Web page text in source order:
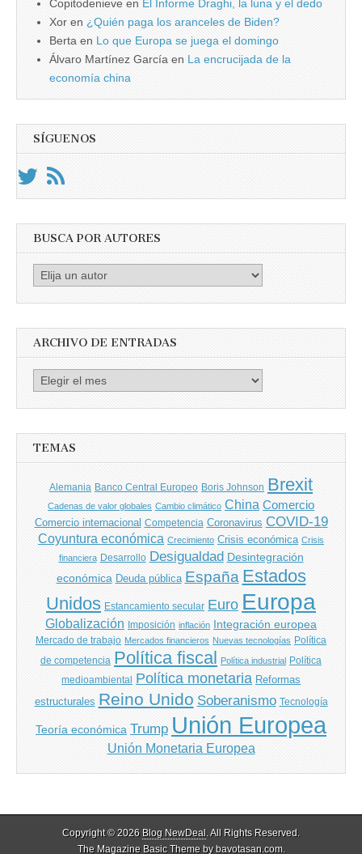
Copitodenieve en El Informe Draghi, la luna y el dedo
Xor en ¿Quién paga los aranceles de Biden?
Berta en Lo que Europa se juega el domingo
Álvaro Martínez García en La encrucijada de la
economía china
SÍGUENOS
BUSCA POR AUTORES
Busca
ARCHIVO DE ENTRADAS
Archivo
TEMAS
Alemania Banco Central Europeo Boris Johnson Brexit
Cadenas de valor globales Cambio climático China Comercio
Comercio internacional Competencia Coronavirus COVID-19
Coyuntura económica Crecimiento Crisis económica Crisis
financiera Desarrollo Desigualdad Desintegración
económica Deuda pública España Estados
Unidos Estancamiento secular Euro Europa
Globalización Imposición inflación Integración europea
Mercado de trabajo Mercados financieros Nuevas tecnologías Política
de competencia Política fiscal Política industrial Política
medioambiental Política monetaria Reformas
estructurales Reino Unido Soberanismo Tecnología
Teoría económica Trump Unión Europea
Unión Monetaria Europea
Copyright © 2026 Blog NewDeal. All Rights Reserved.
The Magazine Basic Theme bybavotasan.com.